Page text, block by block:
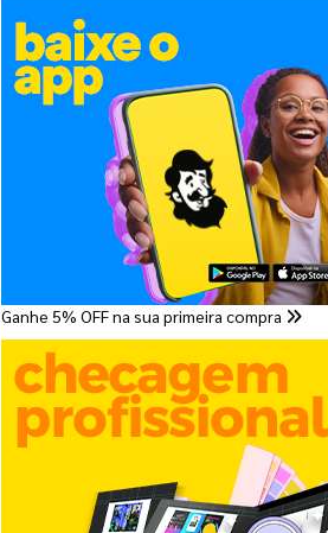
Ganhe 5% OFF na sua primeira compra